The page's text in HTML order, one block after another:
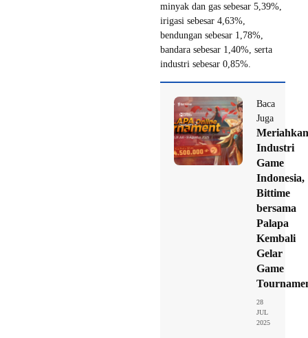
minyak dan gas sebesar 5,39%,
irigasi sebesar 4,63%,
bendungan sebesar 1,78%,
bandara sebesar 1,40%, serta
industri sebesar 0,85%.
Baca
Juga
Meriahkan
Industri
Game
Indonesia,
Bittime
bersama
Palapa
Kembali
Gelar
Game
28
JUL
2025